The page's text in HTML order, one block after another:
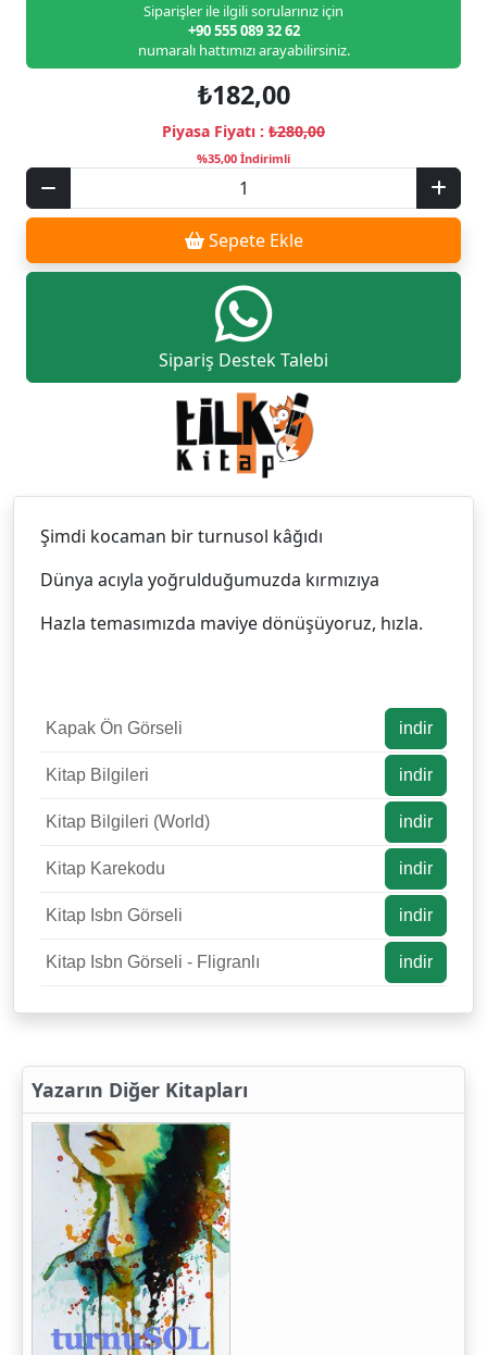
Siparişler ile ilgili sorularınız için
+90 555 089 32 62
numaralı hattımızı arayabilirsiniz.
₺182,00
Piyasa Fiyatı : ₺280,00
%35,00 İndirimli
Sepete Ekle
Sipariş Destek Talebi
Şimdi kocaman bir turnusol kâğıdı
Dünya acıyla yoğrulduğumuzda kırmızıya
Hazla temasımızda maviye dönüşüyoruz, hızla.
Kapak Ön Görseli indir
Kitap Bilgileri indir
Kitap Bilgileri (World) indir
Kitap Karekodu indir
Kitap Isbn Görseli indir
Kitap Isbn Görseli - Fligranlı indir
Yazarın Diğer Kitapları